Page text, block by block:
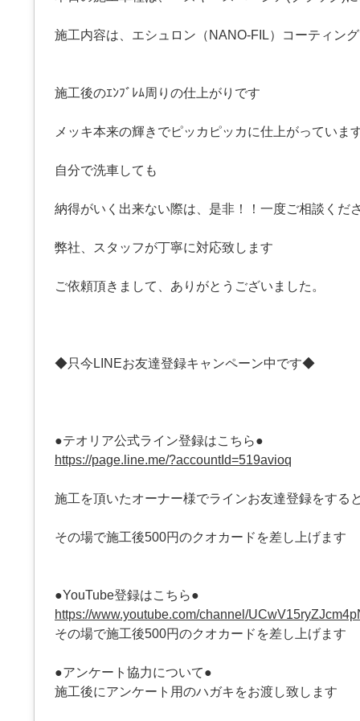
施工内容は、エシュロン（NANO-FIL）コーティング
施工後のｴﾝﾌﾞﾚﾑ周りの仕上がりです
メッキ本来の輝きでピッカピッカに仕上がっています
自分で洗車しても
納得がいく出来ない際は、是非！！一度ご相談くだ
弊社、スタッフが丁寧に対応致します
ご依頼頂きまして、ありがとうございました。
◆只今LINEお友達登録キャンペーン中です◆
●テオリア公式ライン登録はこちら●
https://page.line.me/?accountId=519avioq
施工を頂いたオーナー様でラインお友達登録をすると
その場で施工後500円のクオカードを差し上げます
●YouTube登録はこちら●
https://www.youtube.com/channel/
その場で施工後500円のクオカードを差し上げます
●アンケート協力について●
施工後にアンケート用のハガキをお渡し致します